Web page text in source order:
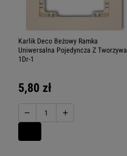
Karlik Deco Beżowy Ramka
Uniwersalna Pojedyncza Z Tworzywa
1Dr-1
5,80 zł
− +